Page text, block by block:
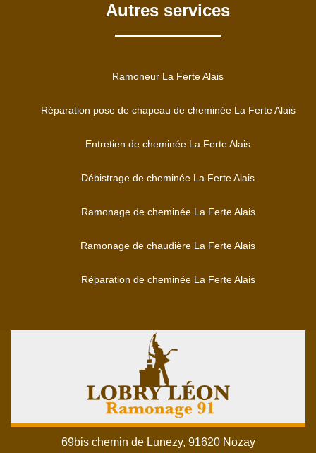
Autres services
Ramoneur La Ferte Alais
Réparation pose de chapeau de cheminée La Ferte Alais
Entretien de cheminée La Ferte Alais
Débistrage de cheminée La Ferte Alais
Ramonage de cheminée La Ferte Alais
Ramonage de chaudière La Ferte Alais
Réparation de cheminée La Ferte Alais
69bis chemin de Lunezy, 91620 Nozay